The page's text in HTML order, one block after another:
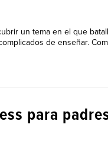
un tema en el que
de enseñar.
para